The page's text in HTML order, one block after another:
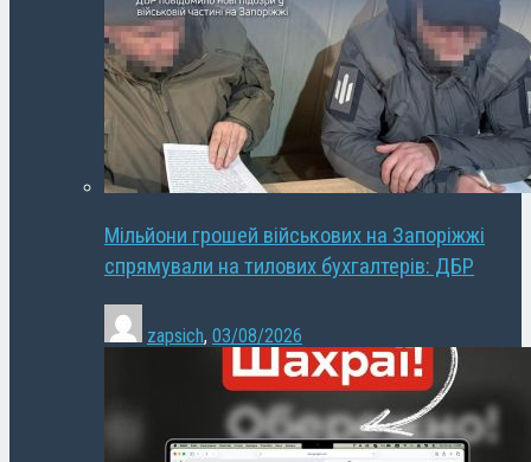
Мільйони грошей військових на Запоріжжі
спрямували на тилових бухгалтерів: ДБР
zapsich, 03/08/2026